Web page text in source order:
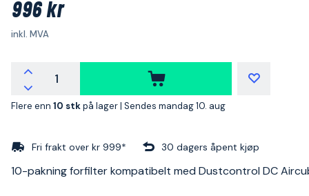
996 kr
inkl. MVA
Flere enn 10 stkpå lager | Sendes mandag 10. aug
Fri frakt over kr 999* 30 dagers åpent kjøp
10-pakning forfilter kompatibelt med Dustcontrol DC